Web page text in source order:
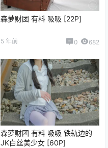
森萝财团 有料 吸吸 [22P]
5 年前 0 682
森萝财团 有料 吸吸 铁轨边的
JK白丝美少女 [60P]